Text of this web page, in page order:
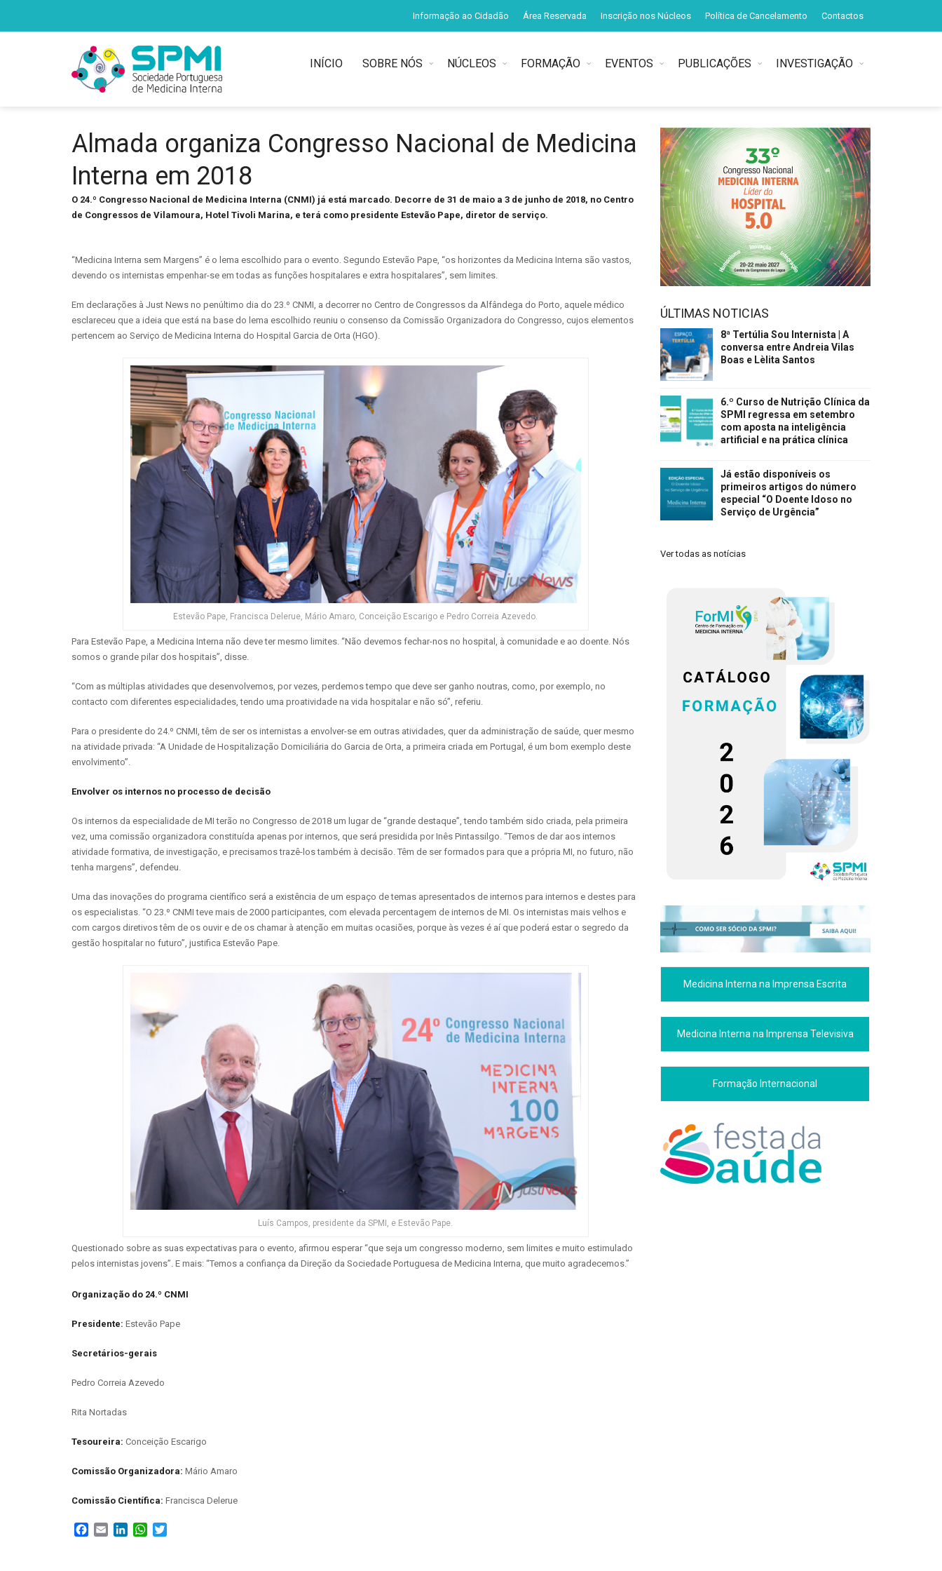
Informação ao Cidadão Área Reservada Inscrição nos Núcleos Política de Cancelamento Contactos
INÍCIO SOBRE NÓS NÚCLEOS FORMAÇÃO EVENTOS PUBLICAÇÕES INVESTIGAÇÃO
Almada organiza Congresso Nacional de Medicina
Interna em 2018
O 24.º Congresso Nacional de Medicina Interna (CNMI) já está marcado. Decorre de 31 de maio a 3 de junho de 2018, no Centro
de Congressos de Vilamoura, Hotel Tivoli Marina, e terá como presidente Estevão Pape, diretor de serviço.
“Medicina Interna sem Margens” é o lema escolhido para o evento. Segundo Estevão Pape, “os horizontes da Medicina Interna são vastos,
devendo os internistas empenhar-se em todas as funções hospitalares e extra hospitalares”, sem limites.
Em declarações à Just News no penúltimo dia do 23.º CNMI, a decorrer no Centro de Congressos da Alfândega do Porto, aquele médico
esclareceu que a ideia que está na base do lema escolhido reuniu o consenso da Comissão Organizadora do Congresso, cujos elementos
pertencem ao Serviço de Medicina Interna do Hospital Garcia de Orta (HGO).
Estevão Pape, Francisca Delerue, Mário Amaro, Conceição Escarigo e Pedro Correia Azevedo.
Para Estevão Pape, a Medicina Interna não deve ter mesmo limites. “Não devemos fechar-nos no hospital, à comunidade e ao doente. Nós
somos o grande pilar dos hospitais”, disse.
“Com as múltiplas atividades que desenvolvemos, por vezes, perdemos tempo que deve ser ganho noutras, como, por exemplo, no
contacto com diferentes especialidades, tendo uma proatividade na vida hospitalar e não só”, referiu.
Para o presidente do 24.º CNMI, têm de ser os internistas a envolver-se em outras atividades, quer da administração de saúde, quer mesmo
na atividade privada: “A Unidade de Hospitalização Domiciliária do Garcia de Orta, a primeira criada em Portugal, é um bom exemplo deste
envolvimento”.
Envolver os internos no processo de decisão
Os internos da especialidade de MI terão no Congresso de 2018 um lugar de “grande destaque”, tendo também sido criada, pela primeira
vez, uma comissão organizadora constituída apenas por internos, que será presidida por Inês Pintassilgo. “Temos de dar aos internos
atividade formativa, de investigação, e precisamos trazê-los também à decisão. Têm de ser formados para que a própria MI, no futuro, não
tenha margens”, defendeu.
Uma das inovações do programa científico será a existência de um espaço de temas apresentados de internos para internos e destes para
os especialistas. “O 23.º CNMI teve mais de 2000 participantes, com elevada percentagem de internos de MI. Os internistas mais velhos e
com cargos diretivos têm de os ouvir e de os chamar à atenção em muitas ocasiões, porque às vezes é aí que poderá estar o segredo da
gestão hospitalar no futuro”, justifica Estevão Pape.
Luís Campos, presidente da SPMI, e Estevão Pape.
Questionado sobre as suas expectativas para o evento, afirmou esperar “que seja um congresso moderno, sem limites e muito estimulado
pelos internistas jovens”. E mais: “Temos a confiança da Direção da Sociedade Portuguesa de Medicina Interna, que muito agradecemos.”
Organização do 24.º CNMI
Presidente: Estevão Pape
Secretários-gerais
Pedro Correia Azevedo
Rita Nortadas
Tesoureira: Conceição Escarigo
Comissão Organizadora: Mário Amaro
Comissão Científica: Francisca Delerue
Facebook
Email LinkedInWhatsApp
ÚLTIMAS NOTICIAS
8ª Tertúlia Sou Internista | A
conversa entre Andreia Vilas
Boas e Lèlita Santos
6.º Curso de Nutrição Clínica da
SPMI regressa em setembro
com aposta na inteligência
artificial e na prática clínica
Já estão disponíveis os
primeiros artigos do número
especial “O Doente Idoso no
Serviço de Urgência”
Ver todas as notícias
Medicina Interna na Imprensa Escrita
Medicina Interna na Imprensa Televisiva
Formação Internacional